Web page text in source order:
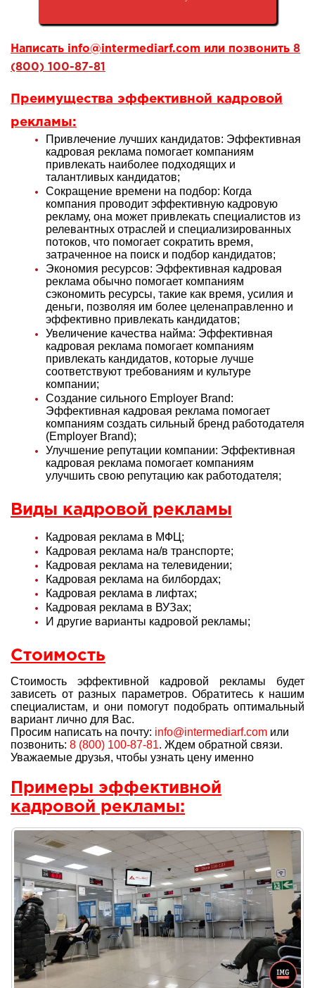
Написать info@intermediarf.com или позвонить 8
(800) 100-87-81
Преимущества эффективной кадровой
рекламы:
Привлечение лучших кандидатов: Эффективная
кадровая реклама помогает компаниям
привлекать наиболее подходящих и
талантливых кандидатов;
Сокращение времени на подбор: Когда
компания проводит эффективную кадровую
рекламу, она может привлекать специалистов из
релевантных отраслей и специализированных
потоков, что помогает сократить время,
затраченное на поиск и подбор кандидатов;
Экономия ресурсов: Эффективная кадровая
реклама обычно помогает компаниям
сэкономить ресурсы, такие как время, усилия и
деньги, позволяя им более целенаправленно и
эффективно привлекать кандидатов;
Увеличение качества найма: Эффективная
кадровая реклама помогает компаниям
привлекать кандидатов, которые лучше
соответствуют требованиям и культуре
компании;
Создание сильного Employer Brand:
Эффективная кадровая реклама помогает
компаниям создать сильный бренд работодателя
(Employer Brand);
Улучшение репутации компании: Эффективная
кадровая реклама помогает компаниям
улучшить свою репутацию как работодателя;
Виды кадровой рекламы
Кадровая реклама в МФЦ;
Кадровая реклама на/в транспорте;
Кадровая реклама на телевидении;
Кадровая реклама на билбордах;
Кадровая реклама в лифтах;
Кадровая реклама в ВУЗах;
И другие варианты кадровой рекламы;
Стоимость
Стоимость эффективной кадровой рекламы будет
зависеть от разных параметров. Обратитесь к нашим
специалистам, и они помогут подобрать оптимальный
вариант лично для Вас.
Просим написать на почту: info@intermediarf.com или
позвонить: 8 (800) 100-87-81. Ждем обратной связи.
Уважаемые друзья, чтобы узнать цену именно
Примеры эффективной
кадровой рекламы: